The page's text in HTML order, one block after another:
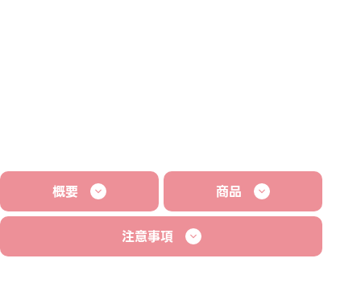
概要 商品
注意事項